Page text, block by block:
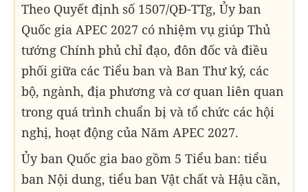
Theo Quyết định số 1507/QĐ-TTg, Ủy ban
Quốc gia APEC 2027 có nhiệm vụ giúp Thủ
tướng Chính phủ chỉ đạo, đôn đốc và điều
phối giữa các Tiểu ban và Ban Thư ký, các
bộ, ngành, địa phương và cơ quan liên quan
trong quá trình chuẩn bị và tổ chức các hội
nghị, hoạt động của Năm APEC 2027.
Ủy ban Quốc gia bao gồm 5 Tiểu ban: tiểu
ban Nội dung, tiểu ban Vật chất và Hậu cần,